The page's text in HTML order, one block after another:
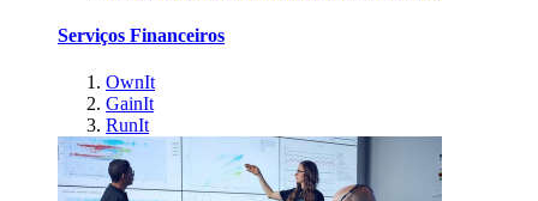
Serviços Financeiros
OwnIt
GainIt
RunIt